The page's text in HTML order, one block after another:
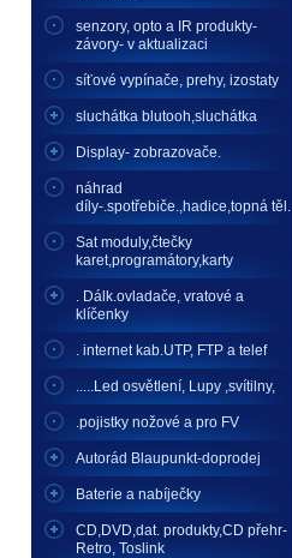
senzory, opto a IR produkty-
závory- v aktualizaci
síťové vypínače, prehy, izostaty
sluchátka blutooh,sluchátka
Display- zobrazovače.
náhrad
díly-.spotřebiče.,hadice,topná těl.
Sat moduly,čtečky
karet,programátory,karty
. Dálk.ovladače, vratové a
klíčenky
. internet kab.UTP, FTP a telef
.....Led osvětlení, Lupy ,svítilny,
.pojistky nožové a pro FV
Autorád Blaupunkt-doprodej
Baterie a nabíječky
CD,DVD,dat. produkty,CD přehr-
Retro, Toslink